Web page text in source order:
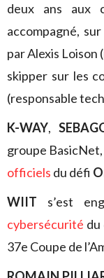
deux ans aux
accompagné,
par Alexis Loison
skipper sur les
(responsable
K-WAY,
groupe
officiels du défi
WIIT s’est
cybersécurité du
37e Coupe de